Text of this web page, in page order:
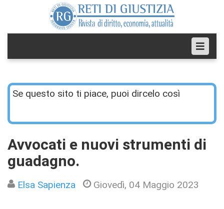
Se questo sito ti piace, puoi dircelo così
Avvocati e nuovi strumenti di
guadagno.
Elsa Sapienza Giovedì, 04 Maggio 2023